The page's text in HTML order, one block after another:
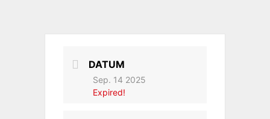
DATUM
Sep. 14 2025
Expired!